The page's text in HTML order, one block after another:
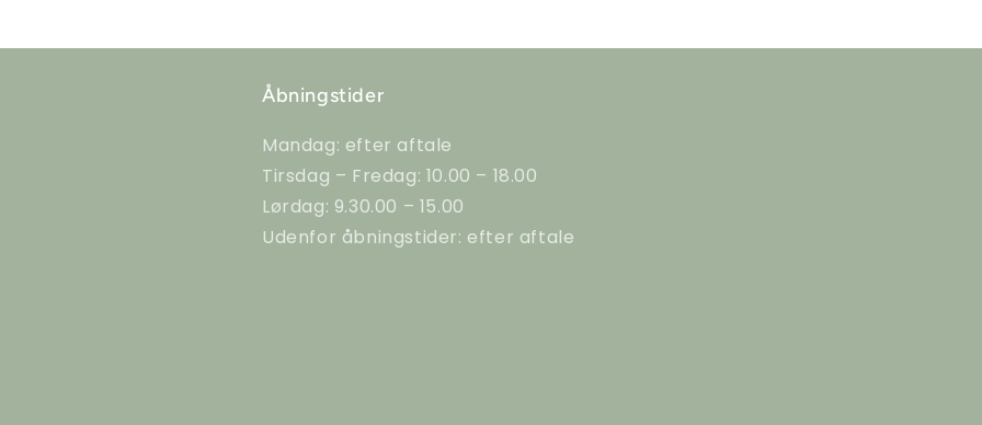
Åbningstider
Mandag: efter aftale
Tirsdag – Fredag: 10.00 – 18.00
Lørdag: 9.30.00 – 15.00
Udenfor åbningstider: efter aftale